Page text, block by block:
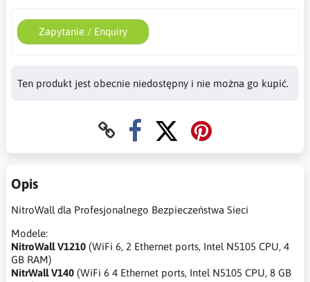
Zapytanie / Enquiry
Ten produkt jest obecnie niedostępny i nie można go kupić.
Opis
NitroWall dla Profesjonalnego Bezpieczeństwa Sieci
Modele:
NitroWall V1210 (WiFi 6, 2 Ethernet ports, Intel N5105 CPU, 4
GB RAM)
NitrWall V140 (WiFi 6 4 Ethernet ports, Intel N5105 CPU, 8 GB